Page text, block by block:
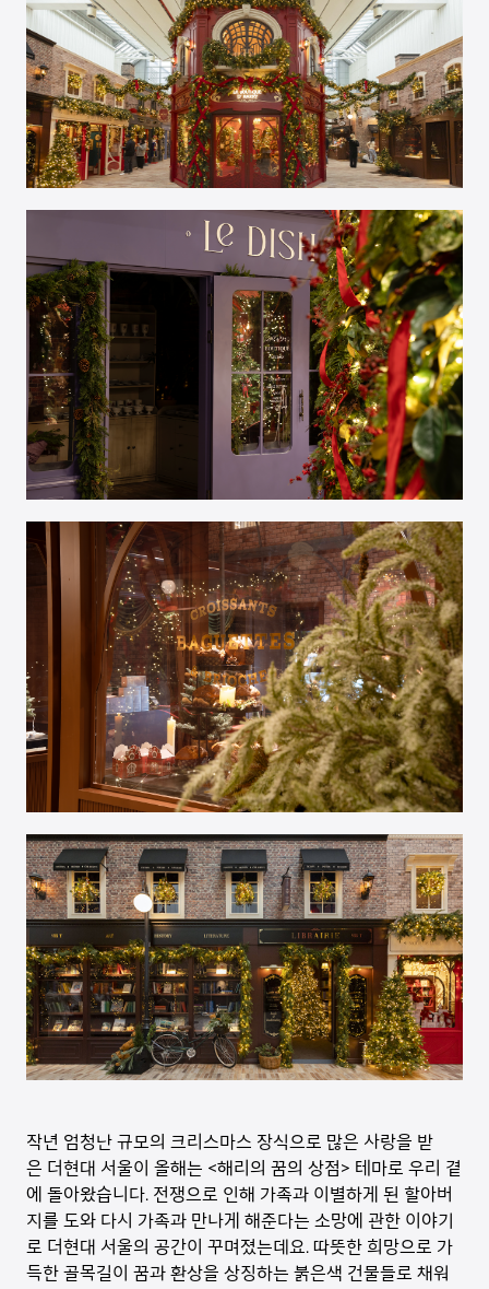
작년 엄청난 규모의 크리스마스 장식으로 많은 사랑을 받
은 더현대 서울이 올해는 <해리의 꿈의 상점> 테마로 우리 곁
에 돌아왔습니다. 전쟁으로 인해 가족과 이별하게 된 할아버
지를 도와 다시 가족과 만나게 해준다는 소망에 관한 이야기
로 더현대 서울의 공간이 꾸며졌는데요. 따뜻한 희망으로 가
득한 골목길이 꿈과 환상을 상징하는 붉은색 건물들로 채워